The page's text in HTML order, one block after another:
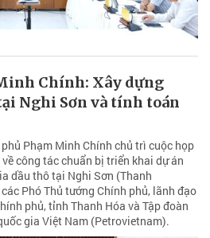
Chính: Xây dựng
Nghi Sơn và tính toán
Phạm Minh Chính chủ trì cuộc họp
công tác chuẩn bị triển khai dự án
dầu thô tại Nghi Sơn (Thanh
Phó Thủ tướng Chính phủ, lãnh đạo
phủ, tỉnh Thanh Hóa và Tập đoàn
gia Việt Nam (Petrovietnam).